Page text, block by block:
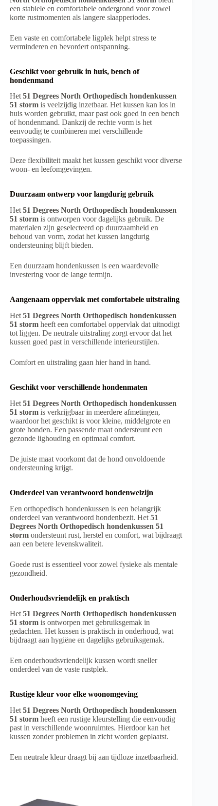
een stabiele en comfortabele ondergrond voor zowel
korte rustmomenten als langere slaapperiodes.
Een vaste en comfortabele ligplek helpt stress te
verminderen en bevordert ontspanning.
Geschikt voor gebruik in huis, bench of
hondenmand
Het51 Degrees North Orthopedisch hondenkussen
51 storm is veelzijdig inzetbaar. Het kussen kan los in
huis worden gebruikt, maar past ook goed in een bench
of hondenmand. Dankzij de rechte vorm is het
eenvoudig te combineren met verschillende
toepassingen.
Deze flexibiliteit maakt het kussen geschikt voor diverse
woon- en leefomgevingen.
Duurzaam ontwerp voor langdurig gebruik
Het 51 Degrees North Orthopedisch hondenkussen
51 storm is ontworpen voor dagelijks gebruik. De
materialen zijn geselecteerd op duurzaamheid en
behoud van vorm, zodat het kussen langdurig
ondersteuning blijft bieden.
Een duurzaam hondenkussen is een waardevolle
investering voor de lange termijn.
Aangenaam oppervlak met comfortabele uitstraling
Het 51 Degrees North Orthopedisch hondenkussen
51 storm heeft een comfortabel oppervlak dat uitnodigt
tot liggen. De neutrale uitstraling zorgt ervoor dat het
kussen goed past in verschillende interieurstijlen.
Comfort en uitstraling gaan hier hand in hand.
Geschikt voor verschillende hondenmaten
Het 51 Degrees North Orthopedisch hondenkussen
51 storm is verkrijgbaar in meerdere afmetingen,
waardoor het geschikt is voor kleine, middelgrote en
grote honden. Een passende maat ondersteunt een
gezonde lighouding en optimaal comfort.
De juiste maat voorkomt dat de hond onvoldoende
ondersteuning krijgt.
Onderdeel van verantwoord hondenwelzijn
Een orthopedisch hondenkussen is een belangrijk
onderdeel van verantwoord hondenbezit. Het 51
Degrees North Orthopedisch hondenkussen 51
storm ondersteunt rust, herstel en comfort, wat bijdraagt
aan een betere levenskwaliteit.
Goede rust is essentieel voor zowel fysieke als mentale
gezondheid.
Onderhoudsvriendelijk en praktisch
Het51 Degrees North Orthopedisch hondenkussen
51 storm is ontworpen met gebruiksgemak in
gedachten. Het kussen is praktisch in onderhoud, wat
bijdraagt aan hygiëne en dagelijks gebruiksgemak.
Een onderhoudsvriendelijk kussen wordt sneller
onderdeel van de vaste rustplek.
Rustige kleur voor elke woonomgeving
Het 51 Degrees North Orthopedisch hondenkussen
51 storm heeft een rustige kleurstelling die eenvoudig
past in verschillende woonruimtes. Hierdoor kan het
kussen zonder problemen in zicht worden geplaatst.
Een neutrale kleur draagt bij aan tijdloze inzetbaarheid.